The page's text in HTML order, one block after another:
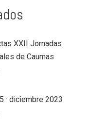
XXII Jornadas
de Caumas
· diciembre 2023